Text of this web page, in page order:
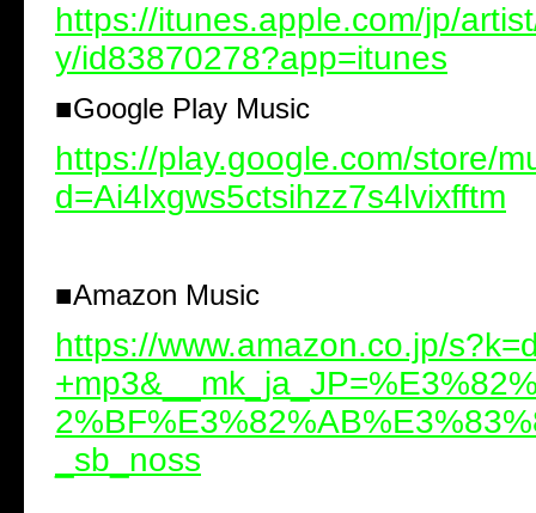
https://itunes.apple.com/jp/
y/id83870278?app=itunes
■Google Play Music
https://play.google.com/store/
d=Ai4lxgws5ctsihzz7s4lvixfftm
■Amazon Music
https://www.amazon.co.jp/
_sb_noss